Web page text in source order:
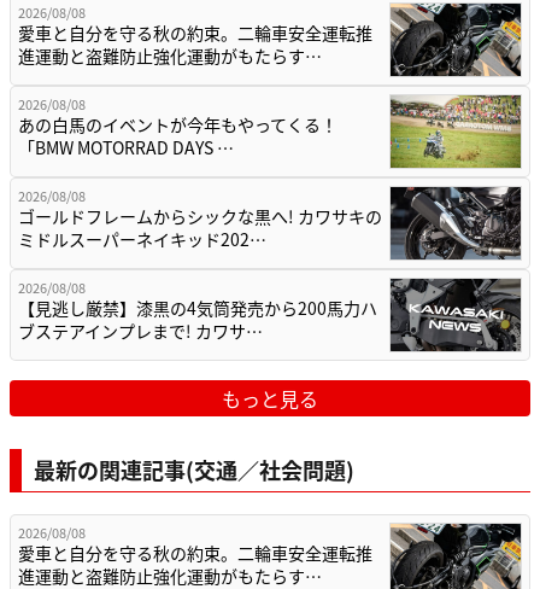
2026/08/08
愛車と自分を守る秋の約束。二輪車安全運転推
進運動と盗難防止強化運動がもたらす…
2026/08/08
あの白馬のイベントが今年もやってくる！
「BMW MOTORRAD DAYS …
2026/08/08
ゴールドフレームからシックな黒へ! カワサキの
ミドルスーパーネイキッド202…
2026/08/08
【見逃し厳禁】漆黒の4気筒発売から200馬力ハ
ブステアインプレまで! カワサ…
もっと見る
最新の関連記事(交通／社会問題)
2026/08/08
愛車と自分を守る秋の約束。二輪車安全運転推
進運動と盗難防止強化運動がもたらす…